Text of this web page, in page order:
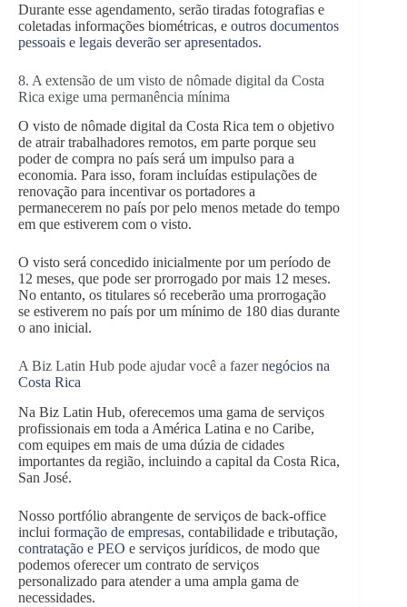
Durante esse agendamento, serão tiradas fotografias e
coletadas informações biométricas, e outros documentos
pessoais e legais deverão ser apresentados.
8. A extensão de um visto de nômade digital da Costa
Rica exige uma permanência mínima
O visto de nômade digital da Costa Rica tem o objetivo
de atrair trabalhadores remotos, em parte porque seu
poder de compra no país será um impulso para a
economia. Para isso, foram incluídas estipulações de
renovação para incentivar os portadores a
permanecerem no país por pelo menos metade do tempo
em que estiverem com o visto.
O visto será concedido inicialmente por um período de
12 meses, que pode ser prorrogado por mais 12 meses.
No entanto, os titulares só receberão uma prorrogação
se estiverem no país por um mínimo de 180 dias durante
o ano inicial.
A Biz Latin Hub pode ajudar você a fazernegócios na
Costa Rica
Na Biz Latin Hub, oferecemos uma gama de serviços
profissionais em toda a América Latina e no Caribe,
com equipes em mais de uma dúzia de cidades
importantes da região, incluindo a capital da Costa Rica,
San José.
Nosso portfólio abrangente de serviços de back-office
inclui formação de empresas, contabilidade e tributação,
contratação e PEO e serviços jurídicos, de modo que
podemos oferecer um contrato de serviços
personalizado para atender a uma ampla gama de
necessidades.